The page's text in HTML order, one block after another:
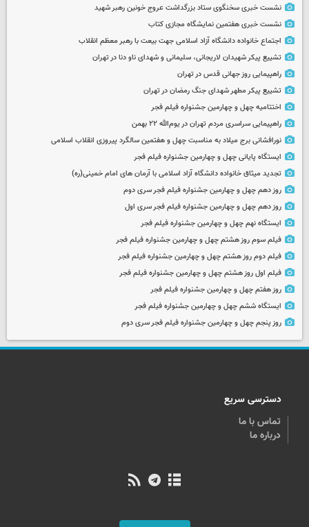
نشست خبری سخنگوی ستاد بزرگداشت عروج خونین رهبر شهید
نشست خبری هفتمین نمایشگاه مجازی کتاب
اجتماع خانواده دانشگاه آزاد اسلامی جهت بیعت با رهبر معظم انقلاب
تشییع پیکر شهیدان لاریجانی، سلیمانی و شهدای ناو دنا در تهران
راهپیمایی روز جهانی قدس در تهران
تشییع پیکر مطهر شهدای جنگ رمضان در تهران
اختتامیه چهل و چهارمین جشنواره فیلم فجر
راهپیمایی سراسری مردم تهران در یوم‌الله ۲۲ بهمن
نورافشانی برج میلاد به مناسبت چهل‌ و هفتمین سالگرد پیروزی انقلاب اسلامی
ایستگاه پایانی چهل و چهارمین جشنواره فیلم فجر
تجدید میثاق خانواده دانشگاه آزاد اسلامی با آرمان های امام خمینی(ره)
روز دهم چهل و چهارمین جشنواره فیلم فجر سری دوم
روز دهم چهل و چهارمین جشنواره فیلم فجر سری اول
ایستگاه نهم چهل و چهارمین جشنواره فیلم فجر
فیلم سوم روز هشتم چهل و چهارمین جشنواره فیلم فجر
فیلم دوم روز هشتم چهل و چهارمین جشنواره فیلم فجر
فیلم اول روز هشتم چهل و چهارمین جشنواره فیلم فجر
روز هفتم چهل و چهارمین جشنواره فیلم فجر
ایستگاه ششم چهل و چهارمین جشنواره فیلم فجر
روز پنجم چهل و چهارمین جشنواره فیلم فجر سری دوم
دسترسی سریع
تماس با ما
درباره ما